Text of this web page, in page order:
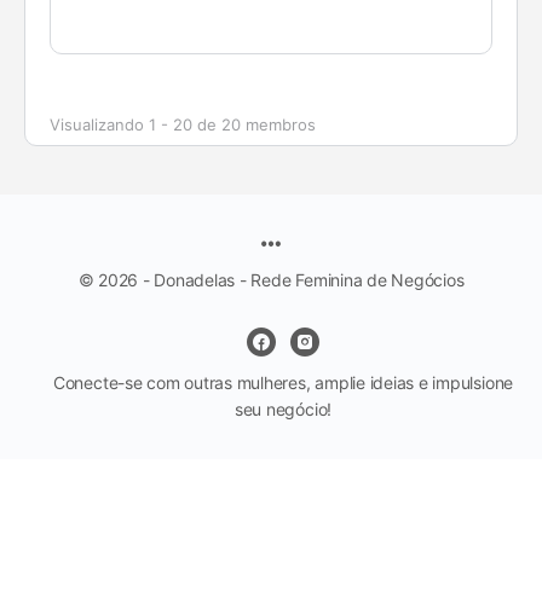
Visualizando 1 - 20 de 20 membros
© 2026 - Donadelas - Rede Feminina de Negócios
Conecte-se com outras mulheres, amplie ideias e impulsione
seu negócio!